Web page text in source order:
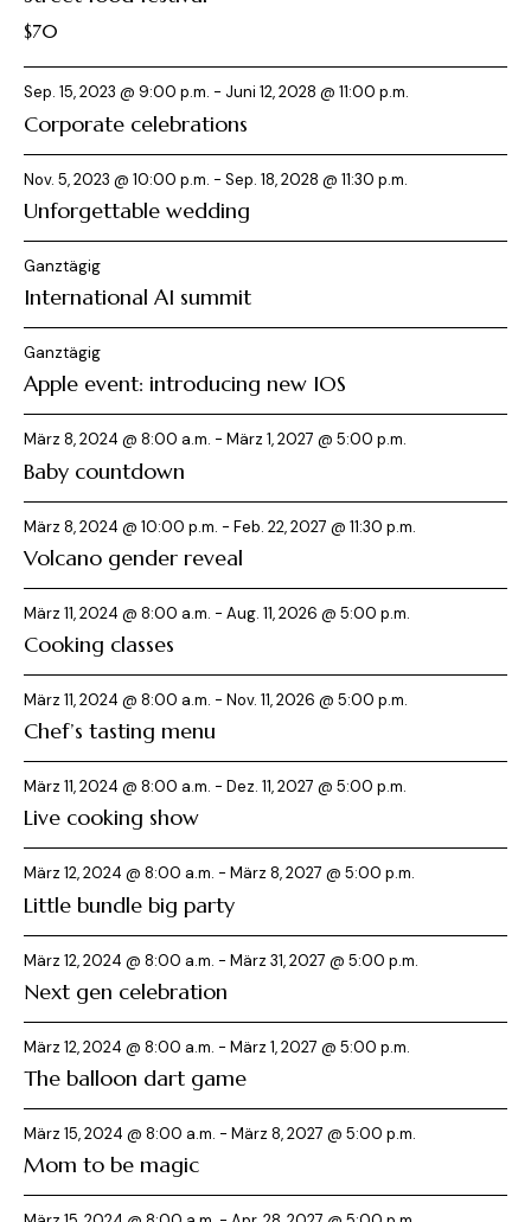
h
n
a
g
o
no
g
e
h
o
e
n
$70
Sep. 15, 2023 @ 9:00 p.m. - Juni 12, 2028 @ 11:00 p.m.
Corporate celebrations
Nov. 5, 2023 @ 10:00 p.m. - Sep. 18, 2028 @ 11:30 p.m.
Unforgettable wedding
Ganztägig
International AI summit
Ganztägig
Apple event: introducing new IOS
März 8, 2024 @ 8:00 a.m. - März 1, 2027 @ 5:00 p.m.
Baby countdown
März 8, 2024 @ 10:00 p.m. - Feb. 22, 2027 @ 11:30 p.m.
Volcano gender reveal
März 11, 2024 @ 8:00 a.m. - Aug. 11, 2026 @ 5:00 p.m.
Cooking classes
März 11, 2024 @ 8:00 a.m. - Nov. 11, 2026 @ 5:00 p.m.
Chef’s tasting menu
März 11, 2024 @ 8:00 a.m. - Dez. 11, 2027 @ 5:00 p.m.
Live cooking show
März 12, 2024 @ 8:00 a.m. - März 8, 2027 @ 5:00 p.m.
Little bundle big party
März 12, 2024 @ 8:00 a.m. - März 31, 2027 @ 5:00 p.m.
Next gen celebration
März 12, 2024 @ 8:00 a.m. - März 1, 2027 @ 5:00 p.m.
The balloon dart game
März 15, 2024 @ 8:00 a.m. - März 8, 2027 @ 5:00 p.m.
Mom to be magic